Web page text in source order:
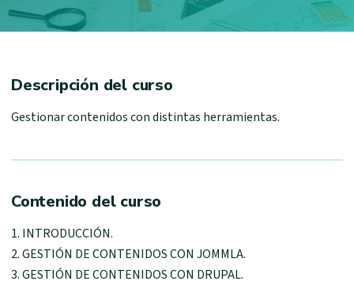
Descripción del curso
Gestionar contenidos con distintas herramientas.
Contenido del curso
1. INTRODUCCIÓN.
2. GESTIÓN DE CONTENIDOS CON JOMMLA.
3. GESTIÓN DE CONTENIDOS CON DRUPAL.